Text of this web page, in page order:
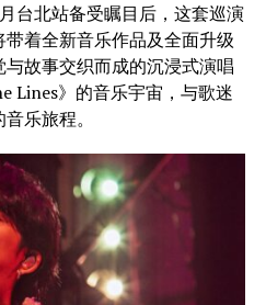
台北站备受瞩目后，这套巡演
着全新音乐作品及全面升级
故事交织而成的沉浸式演唱
Lines》的音乐宇宙，与歌迷
乐旅程。